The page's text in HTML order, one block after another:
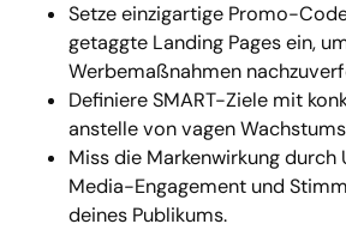
Setze einzigartige Promo-
getaggte Landing Pages ein,
Werbemaßnahmen
Definiere SMART-Ziele mit
anstelle von vagen
Miss die Markenwirkung durch
Media-Engagement und
deines Publikums.